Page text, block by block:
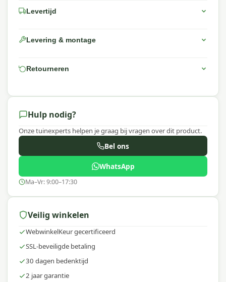
Waarom Platinum?
tuinaccessoires met een uitstekende prijs-
kwaliteitverhouding. Platinum AeroCover hoezen
schimmelvorming tegen, zodat jouw
Levertijd
Levering & montage
Retourneren
Hulp nodig?
Onze tuinexperts helpen je graag bij vragen over dit product.
Bel ons
WhatsApp
Ma–Vr: 9:00–17:30
Veilig winkelen
WebwinkelKeur gecertificeerd
SSL-beveiligde betaling
30 dagen bedenktijd
2 jaar garantie